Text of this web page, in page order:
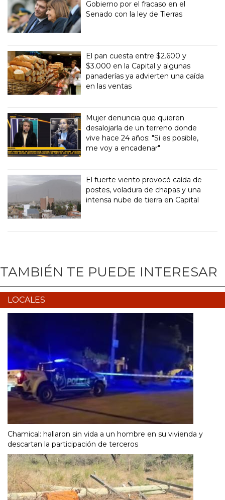
Gobierno por el fracaso en el
Senado con la ley de Tierras
El pan cuesta entre $2.600 y
$3.000 en la Capital y algunas
panaderías ya advierten una caída
en las ventas
Mujer denuncia que quieren
desalojarla de un terreno donde
vive hace 24 años: "Si es posible,
me voy a encadenar"
El fuerte viento provocó caída de
postes, voladura de chapas y una
intensa nube de tierra en Capital
TAMBIÉN TE PUEDE INTERESAR
LOCALES
Chamical: hallaron sin vida a un hombre en su vivienda y
descartan la participación de terceros